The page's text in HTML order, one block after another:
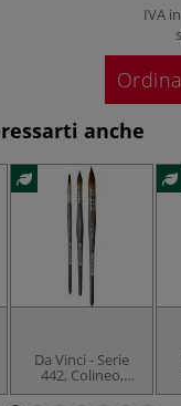
IVA
anche
Da Vinci - Serie
442, Colineo,
Pennelli per